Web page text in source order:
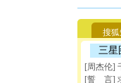
搜
三星
[周杰伦]
[誓 言]